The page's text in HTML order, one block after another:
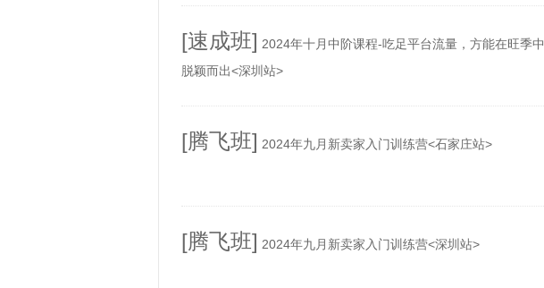
[速成班] 2024年十月中阶课程-吃足平台流量，方能在旺季中
脱颖而出<深圳站>
[腾飞班] 2024年九月新卖家入门训练营<石家庄站>
[腾飞班] 2024年九月新卖家入门训练营<深圳站>